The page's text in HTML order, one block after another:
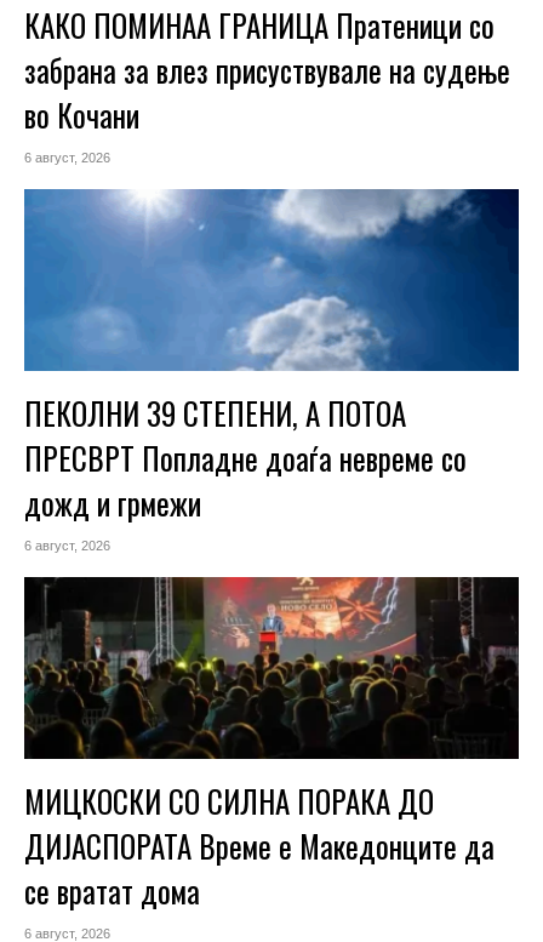
КАКО ПОМИНАА ГРАНИЦА Пратеници со
забрана за влез присуствувале на судење
во Кочани
6 август, 2026
ПЕКОЛНИ 39 СТЕПЕНИ, А ПОТОА
ПРЕСВРТ Попладне доаѓа невреме со
дожд и грмежи
6 август, 2026
МИЦКОСКИ СО СИЛНА ПОРАКА ДО
ДИЈАСПОРАТА Време е Македонците да
се вратат дома
6 август, 2026